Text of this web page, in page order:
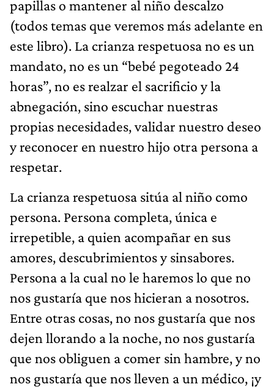
papillas o mantener al niño descalzo
(todos temas que veremos más adelante en
este libro). La crianza respetuosa no es un
mandato, no es un “bebé pegoteado 24
horas”, no es realzar el sacrificio y la
abnegación, sino escuchar nuestras
propias necesidades, validar nuestro deseo
y reconocer en nuestro hijo otra persona a
respetar.
La crianza respetuosa sitúa al niño como
persona. Persona completa, única e
irrepetible, a quien acompañar en sus
amores, descubrimientos y sinsabores.
Persona a la cual no le haremos lo que no
nos gustaría que nos hicieran a nosotros.
Entre otras cosas, no nos gustaría que nos
dejen llorando a la noche, no nos gustaría
que nos obliguen a comer sin hambre, y no
nos gustaría que nos lleven a un médico, ¡y